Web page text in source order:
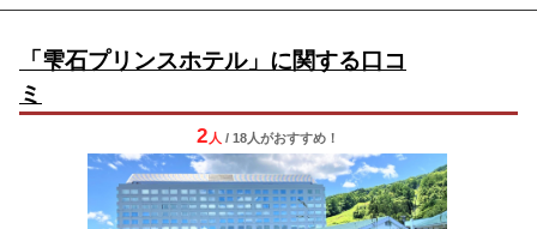
「雫石プリンスホテル」に関する口コ
ミ
2 人 / 18人がおすすめ！